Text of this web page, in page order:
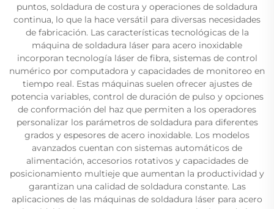
puntos, soldadura de costura y operaciones de soldadura
continua, lo que la hace versátil para diversas necesidades
de fabricación. Las características tecnológicas de la
máquina de soldadura láser para acero inoxidable
incorporan tecnología láser de fibra, sistemas de control
numérico por computadora y capacidades de monitoreo en
tiempo real. Estas máquinas suelen ofrecer ajustes de
potencia variables, control de duración de pulso y opciones
de conformación del haz que permiten a los operadores
personalizar los parámetros de soldadura para diferentes
grados y espesores de acero inoxidable. Los modelos
avanzados cuentan con sistemas automáticos de
alimentación, accesorios rotativos y capacidades de
posicionamiento multieje que aumentan la productividad y
garantizan una calidad de soldadura constante. Las
aplicaciones de las máquinas de soldadura láser para acero